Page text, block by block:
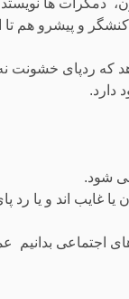
دمکرات ها
و پیشرو هم تا
که ردپای خشونت
دارد.
شود.
غایب اند و یا رد
اجتماعی بدانیم